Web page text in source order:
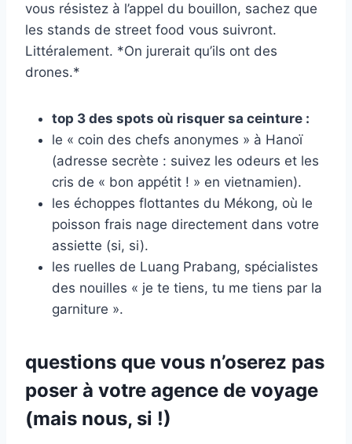
vous résistez à l’appel du bouillon, sachez que
les stands de street food vous suivront.
Littéralement. *On jurerait qu’ils ont des
drones.*
top 3 des spots où risquer sa ceinture :
le « coin des chefs anonymes » à Hanoï
(adresse secrète : suivez les odeurs et les
cris de « bon appétit ! » en vietnamien).
les échoppes flottantes du Mékong, où le
poisson frais nage directement dans votre
assiette (si, si).
les ruelles de Luang Prabang, spécialistes
des nouilles « je te tiens, tu me tiens par la
garniture ».
questions que vous n’oserez pas
poser à votre agence de voyage
(mais nous, si !)